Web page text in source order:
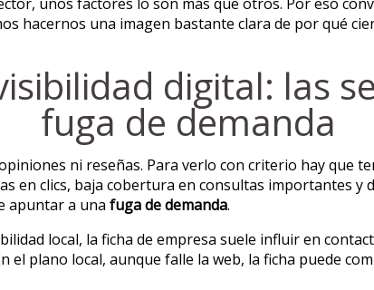
hacernos una imagen bastante clara de por qué
digital: las
fuga de demanda
ni reseñas. Para verlo con criterio hay que
en clics, baja cobertura en consultas importantes y
apuntar a una fuga de demanda.
local, la ficha de empresa suele influir en
el plano local, aunque falle la web, la ficha puede